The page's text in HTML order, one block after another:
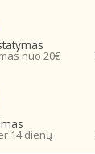
nuo 20€
14 dienų